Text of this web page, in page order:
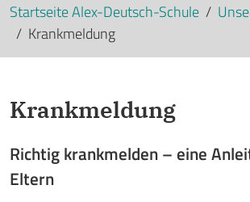
Startseite Alex-Deutsch-Schule
Krankmeldung
Krankmeldung
Richtig krankmelden – eine
Eltern